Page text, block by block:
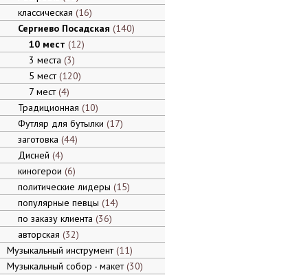
классическая 16
Сергиево Посадская 140
10 мест 12
3 места 3
5 мест 120
7 мест 4
Традиционная 10
Футляр для бутылки 17
заготовка 44
Дисней 4
киногерои 6
политические лидеры 15
популярные певцы 14
по заказу клиента 36
авторская 32
Музыкальный инструмент 11
Музыкальный собор - макет 30